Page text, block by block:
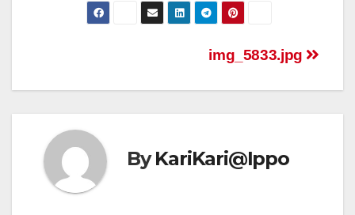
img_5833.jpg
ByKariKari@Ippo